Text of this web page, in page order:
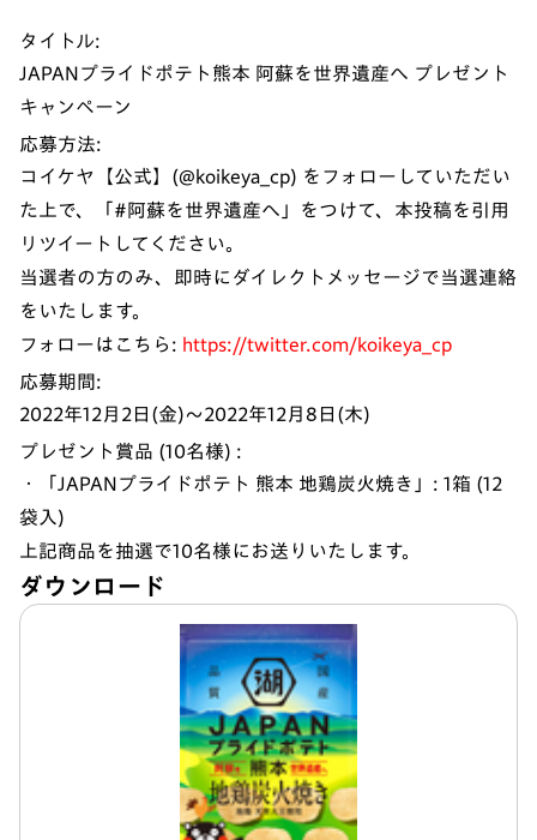
タイトル:
JAPANプライドポテト熊本 阿蘇を世界遺産へ プレゼント
キャンペーン
応募方法:
コイケヤ【公式】(@koikeya_cp) をフォローしていただい
た上で、「#阿蘇を世界遺産へ」をつけて、本投稿を引用
リツイートしてください。
当選者の方のみ、即時にダイレクトメッセージで当選連絡
をいたします。
フォローはこちら: https://twitter.com/koikeya_cp
応募期間:
2022年12月2日(金)～2022年12月8日(木)
プレゼント賞品 (10名様) :
・「JAPANプライドポテト 熊本 地鶏炭火焼き」: 1箱 (12
袋入)
上記商品を抽選で10名様にお送りいたします。
ダウンロード